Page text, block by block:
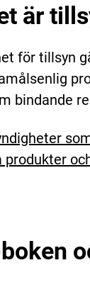
är
för tillsyn
bindande